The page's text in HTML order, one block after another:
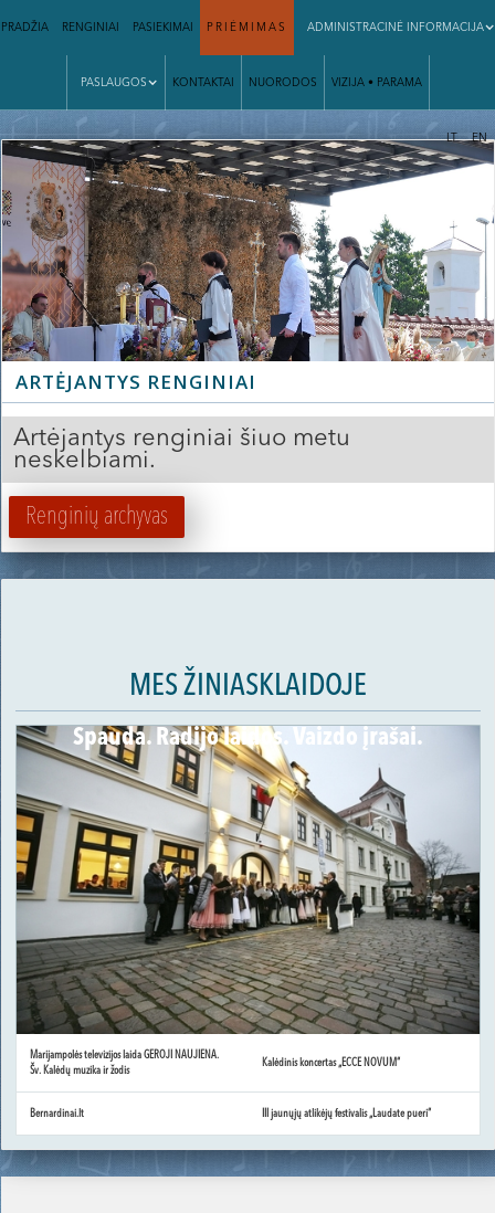
PRADŽIA RENGINIAI PASIEKIMAI PRIĖMIMAS ADMINISTRACINĖ INFORMACIJA
PASLAUGOS KONTAKTAI NUORODOS VIZIJA • PARAMA
| LT EN
ARTĖJANTYS RENGINIAI
Artėjantys renginiai šiuo metu
neskelbiami.
Renginių archyvas
MES ŽINIASKLAIDOJE
Spauda. Radijo laidos. Vaizdo įrašai.
Marijampolės televizijos laida GEROJI NAUJIENA.
Šv. Kalėdų muzika ir žodis
Kalėdinis koncertas „ECCE NOVUM“
Bernardinai.lt III jaunųjų atlikėjų festivalis „Laudate pueri“